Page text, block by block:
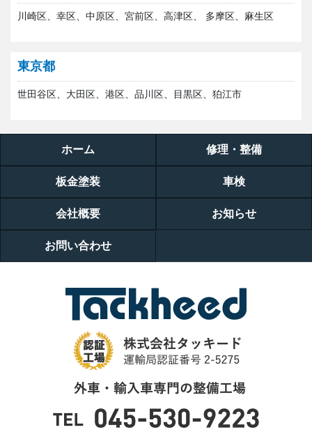
川崎区、幸区、中原区、宮前区、高津区、 多摩区、麻生区
東京都
世田谷区、大田区、港区、品川区、目黒区、狛江市
ホーム 修理・整備
板金塗装 車検
会社概要 お知らせ
お問い合わせ